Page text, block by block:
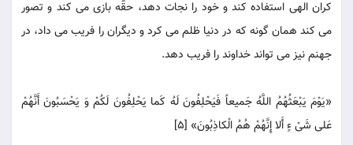
کران الهی استفاده کند و خود را نجات دهد، حقّه بازی می کند و تصور
می کند همان گونه که در دنیا ظلم می کرد و دیگران را فریب می داد، در
جهنم نیز می تواند خداوند را فریب دهد.
«یَوْمَ یَبْعَثُهُمُ اللَّهُ جَمیعاً فَیَحْلِفُونَ لَهُ کَما یَحْلِفُونَ لَکُمْ وَ یَحْسَبُونَ أَنَّهُمْ
عَلی شَیْ ءٍ أَلا إِنَّهُمْ هُمُ الْکاذِبُونَ» [5]